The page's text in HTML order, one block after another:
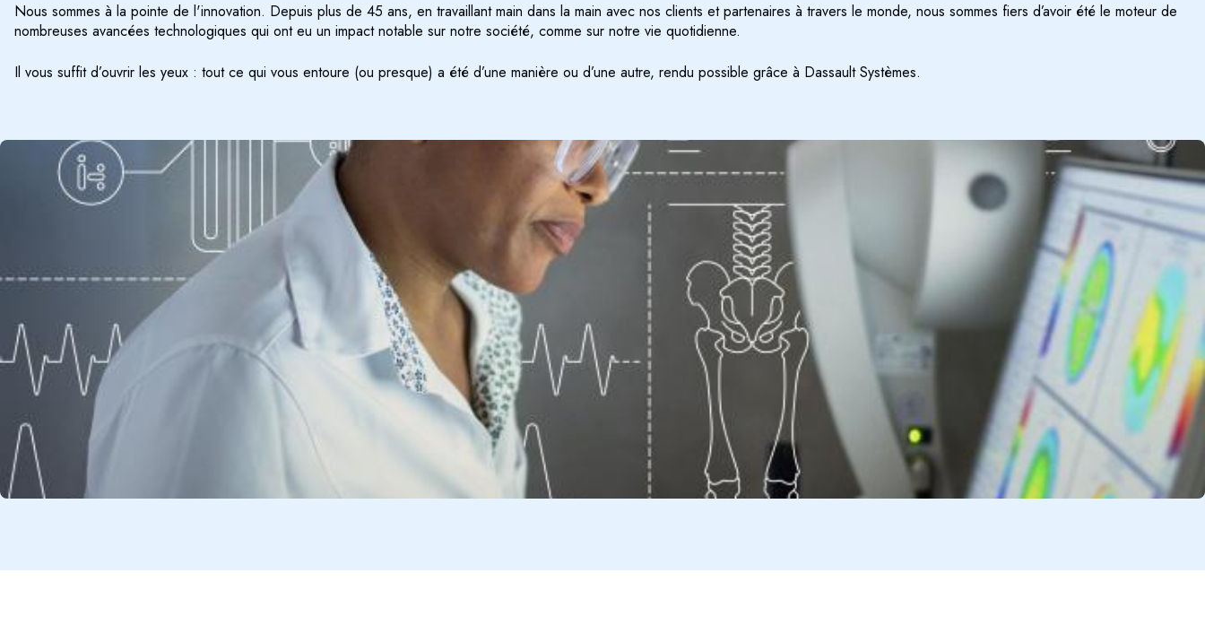
Nous sommes à la pointe de l'innovation. Depuis plus de 45 ans, en travaillant main dans la main avec nos clients et partenaires à travers le monde, nous sommes fiers d’avoir été le moteur de
nombreuses avancées technologiques qui ont eu un impact notable sur notre société, comme sur notre vie quotidienne.
Il vous suffit d’ouvrir les yeux : tout ce qui vous entoure (ou presque) a été d’une manière ou d’une autre, rendu possible grâce à Dassault Systèmes.